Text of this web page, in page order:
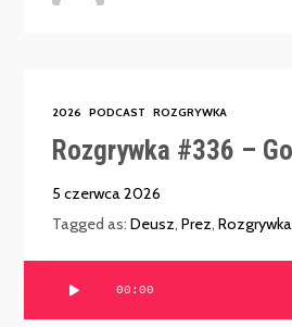
2026 PODCAST ROZGRYWKA
Rozgrywka #336 –
5 czerwca 2026
Tagged as:Deusz,Prez,
00:00